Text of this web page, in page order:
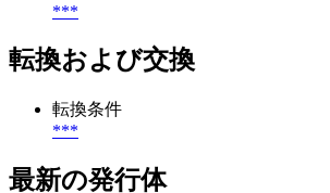
***
転換および交換
転換条件
***
最新の発行体